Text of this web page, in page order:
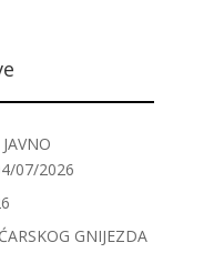
07/2026
GNIJEZDA